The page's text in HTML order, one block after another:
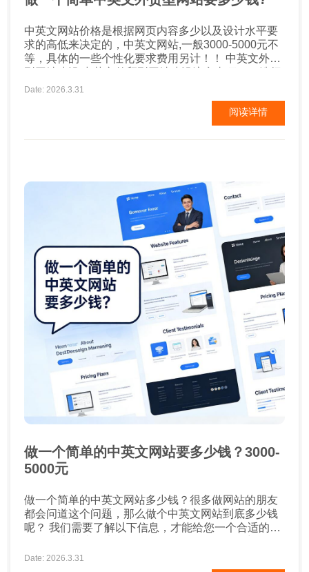
中英文网站价格是根据网页内容多少以及设计水平要
求的高低来决定的，中英文网站,一般3000-5000元不
等，具体的一些个性化要求费用另计！！ 中英文外贸
优质的美国服务器，保证安全性和打开速度。 2.主要
网站的布局，做好seo布局对排名比较好。因为我们做
Date: 2026.3.31
阅读详情
做一个简单的中英文网站要多少钱？3000-
5000元
做一个简单的中英文网站多少钱？很多做网站的朋友
都会问道这个问题，那么做个中英文网站到底多少钱
呢？ 我们需要了解以下信息，才能给您一个合适的价
是多少 3.有自己的设计师吗 4.需要定制程序吗 5.有自
Date: 2026.3.31